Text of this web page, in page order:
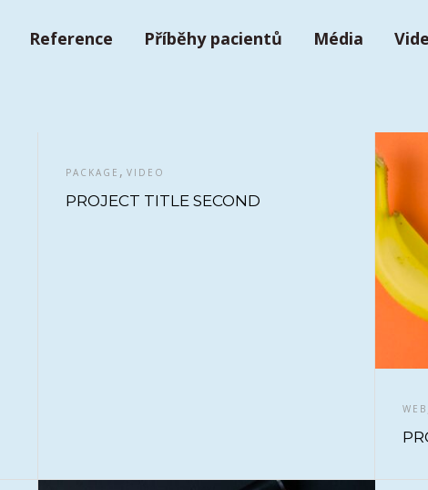
Reference Příběhy pacientů Média
PACKAGE , VIDEO
PROJECT TITLE SECOND
WEB